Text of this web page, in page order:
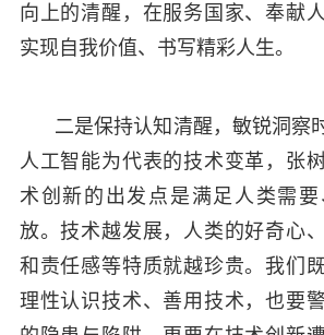
向上的清醒，在服务国家、奉献
实现自我价值、书写精彩人生。
二是保持认知清醒，敏锐洞察
人工智能为代表的技术变革，张
术创新的出发点是满足人类需
放。技术越发展，人类的好奇心
和责任感等特质就越珍贵。我们
理性认识技术、善用技术，也要